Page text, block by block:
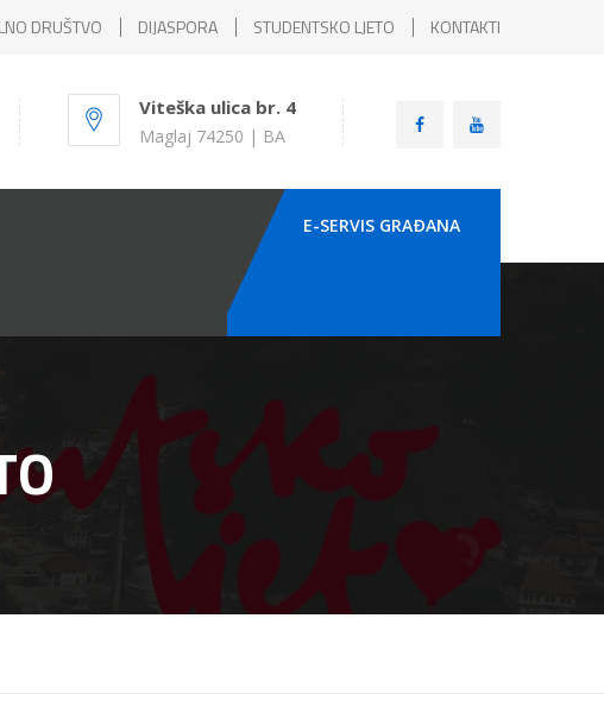
DRUŠTVO DIJASPORA STUDENTSKO LJETO KONTAKTI
Viteška ulica br. 4
Maglaj 74250 | BA
E-SERVIS GRAÐANA